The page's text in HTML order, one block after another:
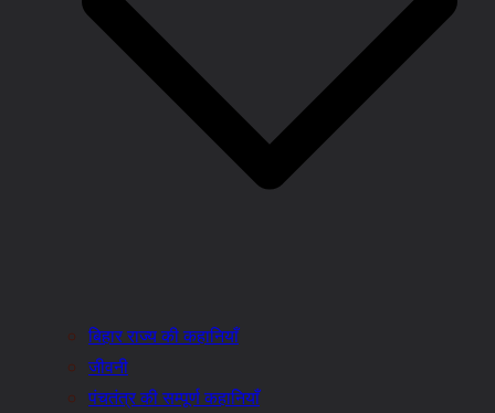
बिहार राज्य की कहानियाँ
जीवनी
पंचतंत्र की सम्पूर्ण कहानियाँ